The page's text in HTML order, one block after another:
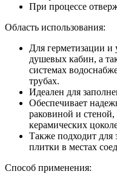
При процессе
Область использования:
Для герметизации и
душевых кабин, а
системах
трубах.
Идеален для
Обеспечивает
раковиной и
керамических
Также подходит для
плитки в местах
Способ применения: